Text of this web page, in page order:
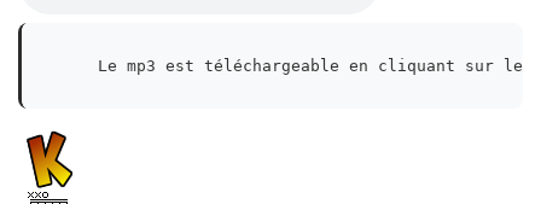
Le mp3 est téléchargeable en cliquant sur le